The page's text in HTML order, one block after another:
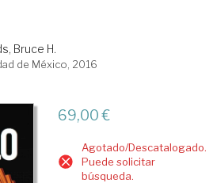
Bruce H.
de México, 2016
69,00 €
Agotado/Descatalogado.
Puede solicitar
búsqueda.